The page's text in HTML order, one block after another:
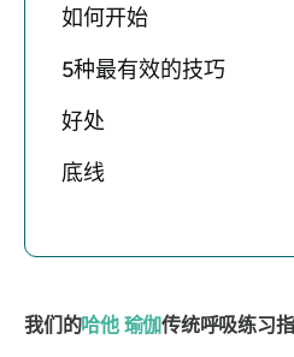
如何开始
5种最有效的技巧
好处
底线
我们的哈他瑜伽传统呼吸练习指